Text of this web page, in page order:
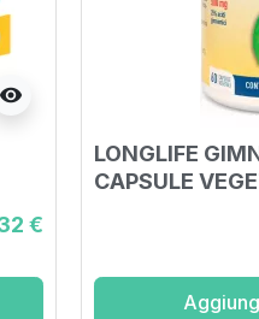
visibility
€
LONGLIFE
CAPSULE